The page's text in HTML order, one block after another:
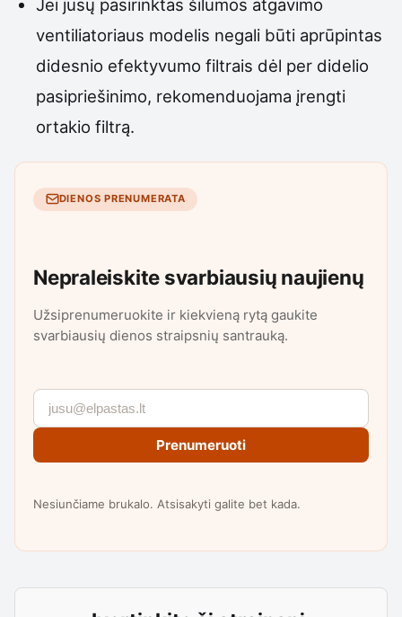
Jei jūsų pasirinktas šilumos atgavimo
ventiliatoriaus modelis negali būti aprūpintas
didesnio efektyvumo filtrais dėl per didelio
pasipriešinimo, rekomenduojama įrengti
ortakio filtrą.
DIENOS PRENUMERATA
Nepraleiskite svarbiausių naujienų
Užsiprenumeruokite ir kiekvieną rytą gaukite
svarbiausių dienos straipsnių santrauką.
Prenumeruoti
Nesiunčiame brukalo. Atsisakyti galite bet kada.